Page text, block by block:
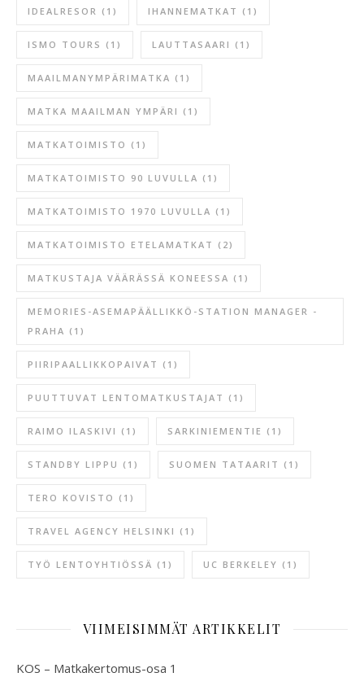
IDEALRESOR (1) IHANNEMATKAT (1)
ISMO TOURS (1) LAUTTASAARI (1)
MAAILMANYMPÄRIMATKA (1)
MATKA MAAILMAN YMPÄRI (1)
MATKATOIMISTO (1)
MATKATOIMISTO 90 LUVULLA (1)
MATKATOIMISTO 1970 LUVULLA (1)
MATKATOIMISTO ETELAMATKAT (2)
MATKUSTAJA VÄÄRÄSSÄ KONEESSA (1)
MEMORIES-ASEMAPÄÄLLIKKÖ-STATION MANAGER -
PRAHA (1)
PIIRIPAALLIKKOPAIVAT (1)
PUUTTUVAT LENTOMATKUSTAJAT (1)
RAIMO ILASKIVI (1) SARKINIEMENTIE (1)
STANDBY LIPPU (1) SUOMEN TATAARIT (1)
TERO KOVISTO (1)
TRAVEL AGENCY HELSINKI (1)
TYÖ LENTOYHTIÖSSÄ (1) UC BERKELEY (1)
VIIMEISIMMÄT ARTIKKELIT
KOS – Matkakertomus-osa 1